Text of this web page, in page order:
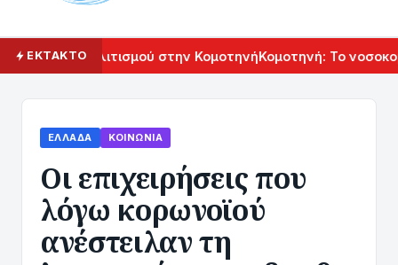
ΕΚΤΑΚΤΟΠολιτισμού στην ΚομοτηνήΚομοτηνή: Το
ΕΛΛΆΔΑ ΚΟΙΝΩΝΊΑ
Οι επιχειρήσεις που
λόγω κορωνοϊού
ανέστειλαν τη